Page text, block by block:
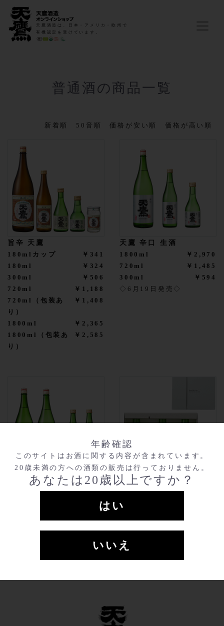
年齢確認
このサイトはお酒に関する内容が含まれています。
20歳未満の方への酒類の販売は行っておりません。
あなたは20歳以上ですか？
はい
いいえ
天鷹酒造は、日本・アメリカ・欧州で
有機認定を受けています。
普通酒の商品一覧
新着順 50音順 価格が安い順 価格が高い順
旨辛 天鷹
180mlカップ
￥341
180ml
￥324
300ml
￥506
720ml
￥1,188
720ml（包装あ
り）
￥1,408
1800ml
￥2,365
1800ml（包装あ
り）
￥2,585
天鷹 辛口 生酒
1800ml
￥2,970
720ml
￥1,485
300ml
￥594
◇6月19日発売◇
辛口生酒･特別純米生酒
￥6,380
天鷹 呑み比べ（旨辛・瑞
穂・心）セット
300ml